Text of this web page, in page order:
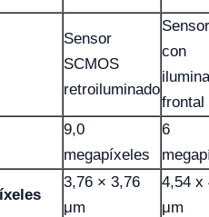
Sensor
SCMOS
retroiluminado
con
frontal
9,0
megapíxeles
6
3,76 × 3,76
μm
4,54 x
μm